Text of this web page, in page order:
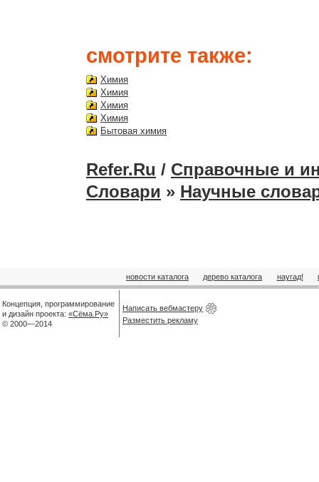
смотрите также:
Химия
Химия
Химия
Химия
Бытовая химия
Refer.Ru / Справочные и
Словари » Научные
новости каталога дерево каталога наугад!
Концепция, программирование
и дизайн проекта: «Сёма.Ру»
© 2000—2014
Написать вебмастеру
Разместить рекламу